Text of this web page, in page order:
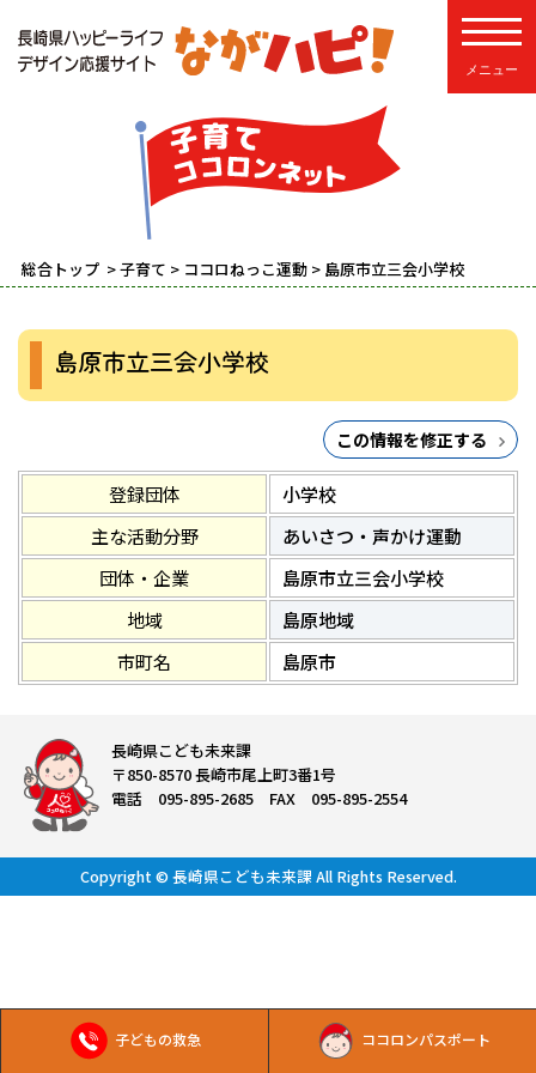
子どもの救急 ココロンパスポート
総合トップ >子育て > ココロねっこ運動 > 島原市立三会小学校
島原市立三会小学校
この情報を修正する
登録団体
小学校
主な活動分野
あいさつ・声かけ運動
団体・企業
島原市立三会小学校
地域
島原地域
市町名
島原市
長崎県こども未来課
〒850-8570 長崎市尾上町3番1号
電話 095-895-2685 FAX 095-895-2554
Copyright © 長崎県こども未来課 All Rights Reserved.